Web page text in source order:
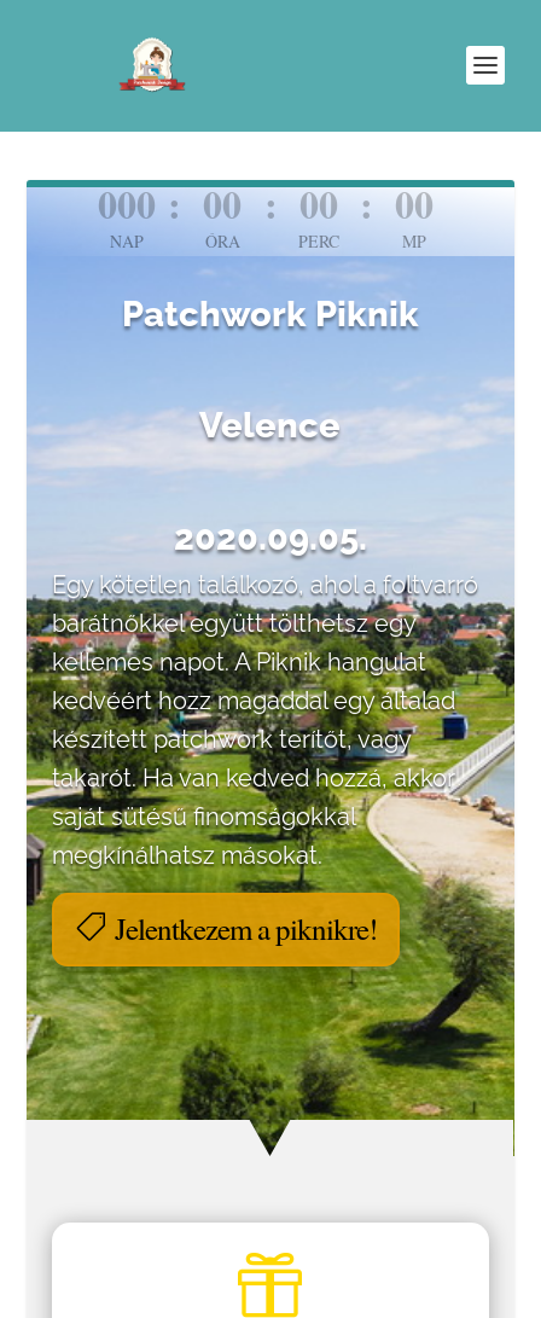
000
NAP
: 00
ÓRA
: 00
PERC
: 00
MP
Patchwork Piknik
Velence
2020.09.05.
Egy kötetlen találkozó, ahol a foltvarró
barátnőkkel együtt tölthetsz egy
kellemes napot. A Piknik hangulat
kedvéért hozz magaddal egy általad
készített patchwork terítőt, vagy
takarót. Ha van kedved hozzá, akkor
saját sütésű finomságokkal
megkínálhatsz másokat.
Jelentkezem a piknikre!
